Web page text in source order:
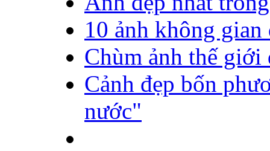
10 ảnh không
Chùm ảnh thế giới
Cảnh đẹp bốn
nước"